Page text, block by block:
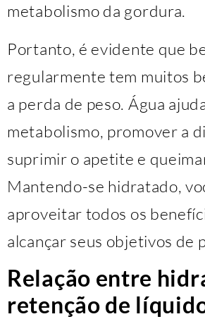
metabolismo da gordura.
Portanto, é evidente que
regularmente tem muitos
a perda de peso. Água
metabolismo, promover a
suprimir o apetite e
Mantendo-se hidratado,
aproveitar todos os
alcançar seus objetivos de
Relação entre
retenção de